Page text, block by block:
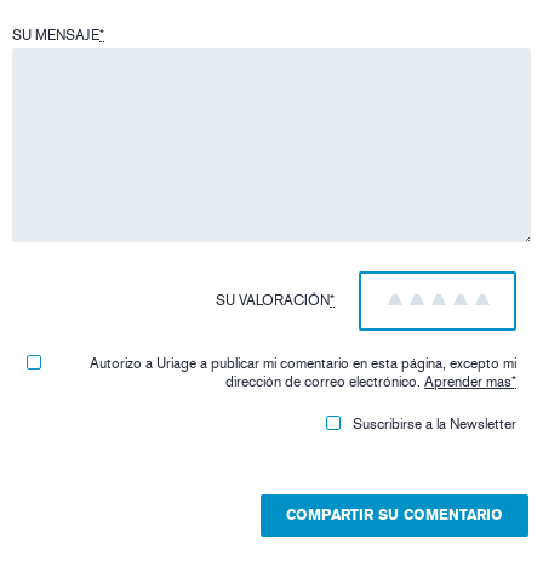
SU MENSAJE*
SU VALORACIÓN* 5
4
3
2
1
Autorizo ​​a Uriage a publicar mi comentario en esta página, excepto mi
dirección de correo electrónico.Aprender mas*
Suscribirse a la Newsletter